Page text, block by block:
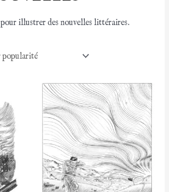
illustrer des nouvelles littéraires.